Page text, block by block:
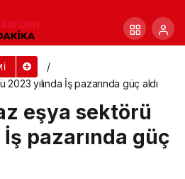
yılında İş pazarında güç aldı
eşya sektörü
İş pazarında güç
Mı?